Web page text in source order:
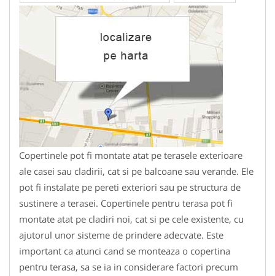
Copertinele pot fi montate atat pe terasele exterioare
ale casei sau cladirii, cat si pe balcoane sau verande. Ele
pot fi instalate pe pereti exteriori sau pe structura de
sustinere a terasei. Copertinele pentru terasa pot fi
montate atat pe cladiri noi, cat si pe cele existente, cu
ajutorul unor sisteme de prindere adecvate. Este
important ca atunci cand se monteaza o copertina
pentru terasa, sa se ia in considerare factori precum